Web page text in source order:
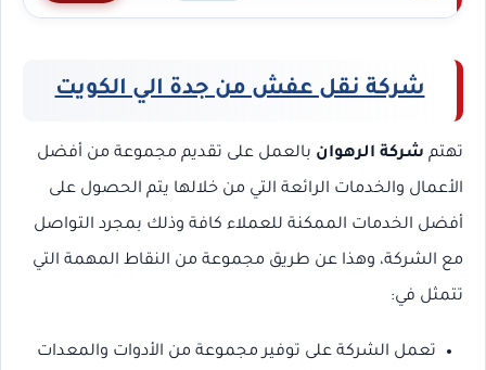
شركة نقل عفش من جدة الي الكويت
تهتم شركة الرهوان بالعمل على تقديم مجموعة من أفضل
الأعمال والخدمات الرائعة التي من خلالها يتم الحصول على
أفضل الخدمات الممكنة للعملاء كافة وذلك بمجرد التواصل
مع الشركة، وهذا عن طريق مجموعة من النقاط المهمة التي
تتمثل في:
تعمل الشركة على توفير مجموعة من الأدوات والمعدات